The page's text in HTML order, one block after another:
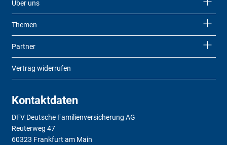
Über uns
Themen
Partner
Vertrag widerrufen
Kontaktdaten
DFV Deutsche Familienversicherung AG
Reuterweg 47
60323 Frankfurt am Main